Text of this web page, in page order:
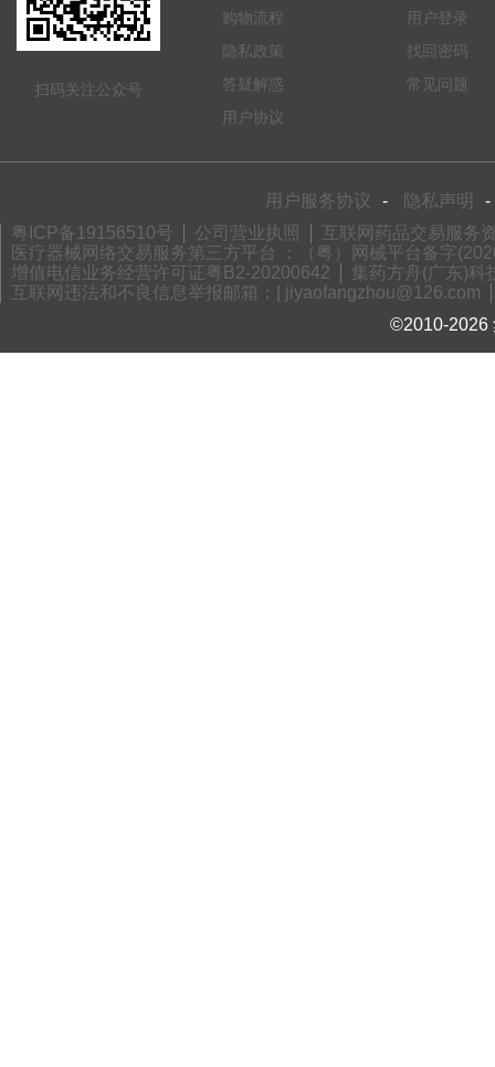
扫码关注公众号
购物流程
隐私政策
答疑解惑
用户协议
用户登录
找回密码
常见问题
用户服务协议 - 隐私声明
-
粤ICP备19156510号
公司营业执照
互联网药品交易服务
医疗器械网络交易服务第三方平台 ：（粤）网械平台备字
增值电信业务经营许可证粤B2-20200642
集药方舟(广东)科
互联网违法和不良信息举报邮箱：| jiyaofangzhou@126.com
©2010-2026